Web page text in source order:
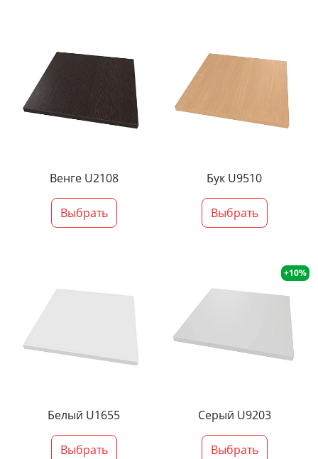
Венге U2108
Выбрать
Бук U9510
Выбрать
Белый U1655
Выбрать
+10%
Серый U9203
Выбрать